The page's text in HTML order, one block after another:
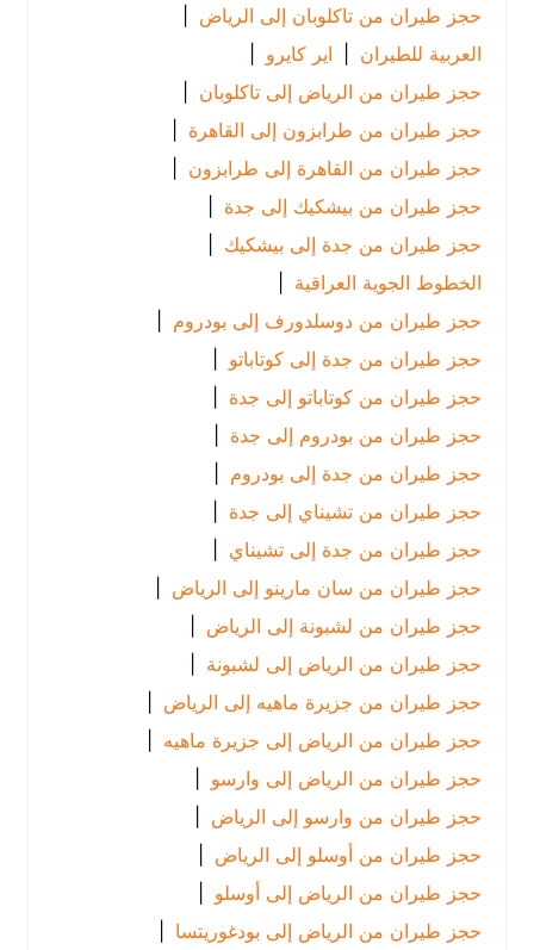
حجز طيران من تاكلوبان إلى الرياض
|
العربية للطيران | اير كايرو
|
حجز طيران من الرياض إلى تاكلوبان |
حجز طيران من طرابزون إلى القاهرة |
حجز طيران من القاهرة إلى طرابزون |
حجز طيران من بيشكيك إلى جدة
حجز طيران من جدة إلى بيشكيك |
الخطوط الجوية العراقية
حجز طيران من دوسلدورف إلى بودروم |
حجز طيران من جدة إلى كوتاباتو |
حجز طيران من كوتاباتو إلى جدة
حجز طيران من بودروم إلى جدة
حجز طيران من جدة إلى بودروم |
حجز طيران من تشيناي إلى جدة
حجز طيران من جدة إلى تشيناي |
حجز طيران من سان مارينو إلى الرياض
|
حجز طيران من لشبونة إلى الرياض
|
حجز طيران من الرياض إلى لشبونة |
حجز طيران من جزيرة ماهيه إلى الرياض
|
حجز طيران من الرياض إلى جزيرة ماهيه |
حجز طيران من الرياض إلى وارسو
|
حجز طيران من وارسو إلى الرياض
|
حجز طيران من أوسلو إلى الرياض
|
حجز طيران من الرياض إلى أوسلو
|
حجز طيران من الرياض إلى بودغوريتسا
|